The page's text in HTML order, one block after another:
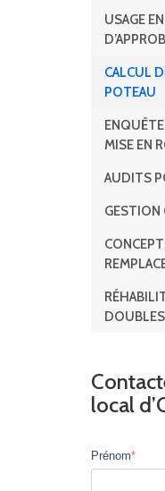
USAGE
CALCUL
POTEAU
MISE EN
AUDITS
GESTION
local
Prénom*